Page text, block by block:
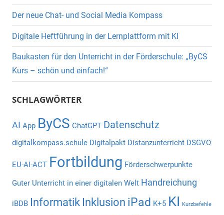
Der neue Chat- und Social Media Kompass
Digitale Heftführung in der Lernplattform mit KI
Baukasten für den Unterricht in der Förderschule: „ByCS
Kurs – schön und einfach!“
SCHLAGWÖRTER
AI App ByCS ChatGPT Datenschutz
digitalkompass.schule Digitalpakt Distanzunterricht DSGVO
EU-AI-ACT Fortbildung Förderschwerpunkte
Guter Unterricht in einer digitalen Welt Handreichung
iBDB Informatik Inklusion iPad K+5 KI Kurzbefehle